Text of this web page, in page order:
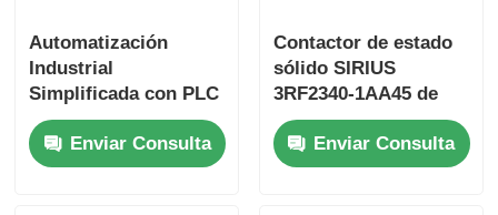
Yokogawa Stardom PLC fue fundada en
hima seguridad plc
Automatización
Industrial
Simplificada con PLC
S7-1200 6ES7153-
1AA03-0XB0 y 50 KB
de Memoria
Enviar Consulta
Contactor de estado
sólido SIRIUS
3RF2340-1AA45 de
Siemens
Enviar Consulta